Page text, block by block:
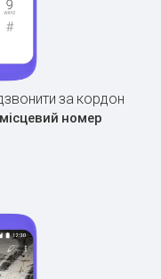
за кордон
місцевий номер